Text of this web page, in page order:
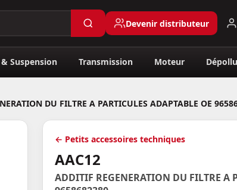
Devenir distributeur
Suspension Transmission Moteur
DU FILTRE A PARTICULES ADAPTABLE OE
← Petits accessoires techniques
AAC12
ADDITIF REGENERATION DU FILTRE A